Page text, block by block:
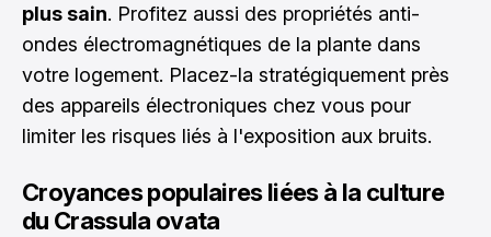
plus sain. Profitez aussi des propriétés anti-
ondes électromagnétiques de la plante dans
votre logement. Placez-la stratégiquement près
des appareils électroniques chez vous pour
limiter les risques liés à l'exposition aux bruits.
Croyances populaires liées à la culture
du Crassula ovata